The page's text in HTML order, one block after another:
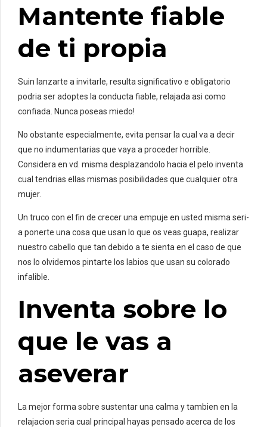
Mantente fiable
de ti propia
Suin lanzarte a invitarle, resulta significativo e obligatorio
podri­a ser adoptes la conducta fiable, relajada asi­ como
confiada. Nunca poseas miedo!
No obstante especialmente, evita pensar la cual va a decir
que no indumentarias que vaya a proceder horrible.
Considera en vd. misma desplazandolo hacia el pelo inventa
cual tendri­as ellas mismas posibilidades que cualquier otra
mujer.
Un truco con el fin de crecer una empuje en usted misma seri­
a ponerte una cosa que usan lo que os veas guapa, realizar
nuestro cabello que tan debido a te sienta en el caso de que
nos lo olvidemos pintarte los labios que usan su colorado
infalible.
Inventa sobre lo
que le vas a
aseverar
La mejor forma sobre sustentar una calma y tambien en la
relajacion seri­a cual principal hayas pensado acerca de los